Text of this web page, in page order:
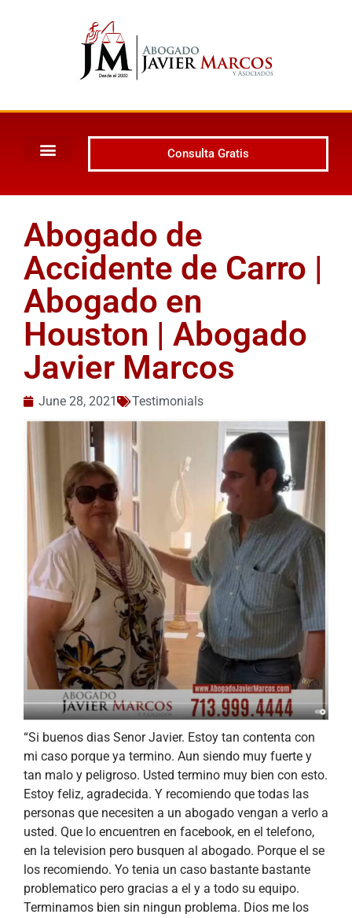
Consulta Gratis
Abogado de
Accidente de Carro |
Abogado en
Houston | Abogado
Javier Marcos
June 28, 2021 Testimonials
“Si buenos dias Senor Javier. Estoy tan contenta con
mi caso porque ya termino. Aun siendo muy fuerte y
tan malo y peligroso. Usted termino muy bien con esto.
Estoy feliz, agradecida. Y recomiendo que todas las
personas que necesiten a un abogado vengan a verlo a
usted. Que lo encuentren en facebook, en el telefono,
en la television pero busquen al abogado. Porque el se
los recomiendo. Yo tenia un caso bastante bastante
problematico pero gracias a el y a todo su equipo.
Terminamos bien sin ningun problema. Dios me los